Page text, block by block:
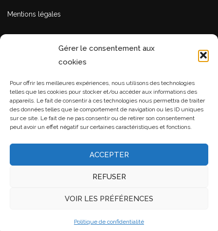
Gérer le consentement aux
cookies
Pour offrir les meilleures expériences, nous utilisons des technologies
telles que les cookies pour stocker et/ou accéder aux informations des
appareils. Le fait de consentir à ces technologies nous permettra de traiter
des données telles que le comportement de navigation ou les ID uniques
sur ce site. Le fait de ne pas consentir ou de retirer son consentement
peut avoir un effet négatif sur certaines caractéristiques et fonctions.
ACCEPTER
REFUSER
VOIR LES PRÉFÉRENCES
Politique de confidentialité
Mentions légales
LOCALISATION
04 79 34 41 09
crebiertoitures@orange.fr
Notre équipe est là pour vous accueillir.